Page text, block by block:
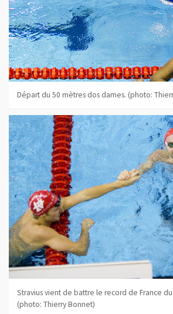
Départ du 50 mètres dos dames. (photo:
Stravius vient de battre le record de France
(photo: Thierry Bonnet)